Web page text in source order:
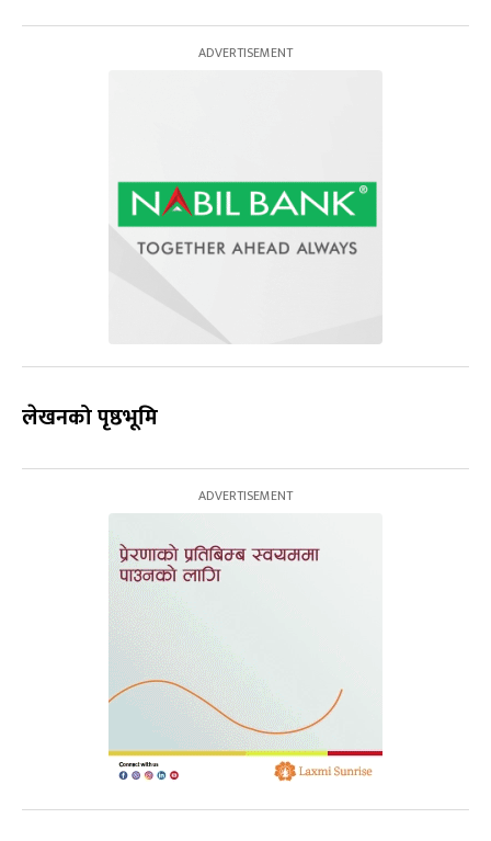
लेखनको पृष्ठभूमि